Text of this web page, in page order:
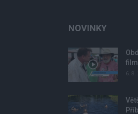
NOVINKY
6. 8.